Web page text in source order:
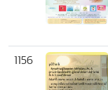
1156